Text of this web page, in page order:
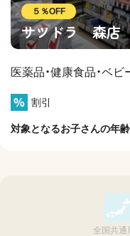
５％OFF
サツドラ 森店
医薬品・健康食品・ベ
割引
対象となるお子さんの年
全国共通